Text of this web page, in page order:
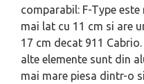
comparabil: F-Type
mai lat cu 11 cm si are
17 cm decat 911
alte elemente sunt din
mai mare piesa dintr-o